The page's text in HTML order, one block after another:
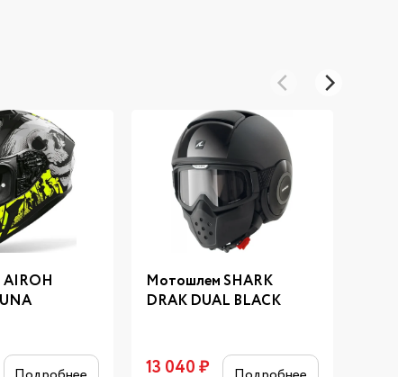
Мотошлем SHARK
DRAK DUAL BLACK
13 040₽